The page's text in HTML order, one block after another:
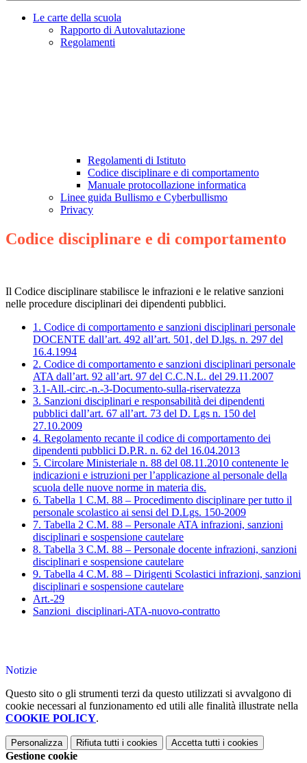
Le carte della scuola
Rapporto di Autovalutazione
Regolamenti
Regolamenti di Istituto
Codice disciplinare e di comportamento
Manuale protocollazione informatica
Linee guida Bullismo e Cyberbullismo
Privacy
Codice disciplinare e di comportamento
Il Codice disciplinare stabilisce le infrazioni e le relative sanzioni
nelle procedure disciplinari dei dipendenti pubblici.
1. Codice di comportamento e sanzioni disciplinari personale
DOCENTE dall’art. 492 all’art. 501, del D.lgs. n. 297 del
16.4.1994
2. Codice di comportamento e sanzioni disciplinari personale
ATA dall’art. 92 all’art. 97 del C.C.N.L. del 29.11.2007
3.1-All.-circ.-n.-3-Documento-sulla-riservatezza
3. Sanzioni disciplinari e responsabilità dei dipendenti
pubblici dall’art. 67 all’art. 73 del D. Lgs n. 150 del
27.10.2009
4. Regolamento recante il codice di comportamento dei
dipendenti pubblici D.P.R. n. 62 del 16.04.2013
5. Circolare Ministeriale n. 88 del 08.11.2010 contenente le
indicazioni e istruzioni per l’applicazione al personale della
scuola delle nuove norme in materia dis.
6. Tabella 1 C.M. 88 – Procedimento disciplinare per tutto il
personale scolastico ai sensi del D.Lgs. 150-2009
7. Tabella 2 C.M. 88 – Personale ATA infrazioni, sanzioni
disciplinari e sospensione cautelare
8. Tabella 3 C.M. 88 – Personale docente infrazioni, sanzioni
disciplinari e sospensione cautelare
9. Tabella 4 C.M. 88 – Dirigenti Scolastici infrazioni, sanzioni
disciplinari e sospensione cautelare
Art.-29
Sanzioni_disciplinari-ATA-nuovo-contratto
Notizie
Questo sito o gli strumenti terzi da questo utilizzati si avvalgono di
cookie necessari al funzionamento ed utili alle finalità illustrate nella
COOKIE POLICY.
Personalizza Rifiuta tutti i cookies Accetta tutti i cookies
Gestione cookie